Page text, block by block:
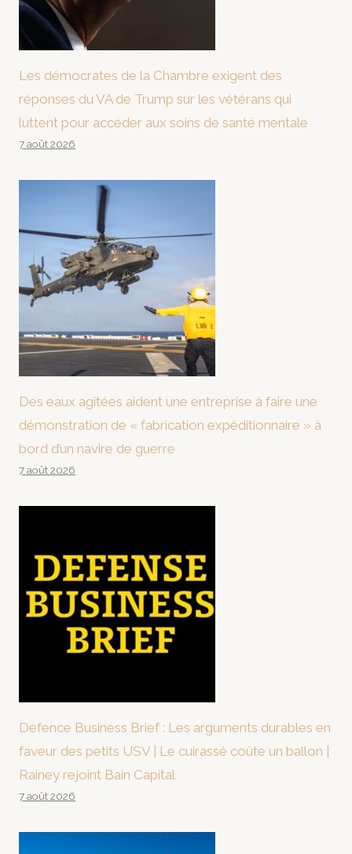
Les démocrates de la Chambre exigent des
réponses du VA de Trump sur les vétérans qui
luttent pour accéder aux soins de santé mentale
7 août 2026
Des eaux agitées aident une entreprise à faire une
démonstration de « fabrication expéditionnaire » à
bord d’un navire de guerre
7 août 2026
Defence Business Brief : Les arguments durables en
faveur des petits USV | Le cuirassé coûte un ballon |
Rainey rejoint Bain Capital
7 août 2026